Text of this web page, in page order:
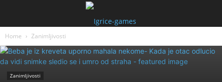
Home Zanimljivosti
Zanimljivosti